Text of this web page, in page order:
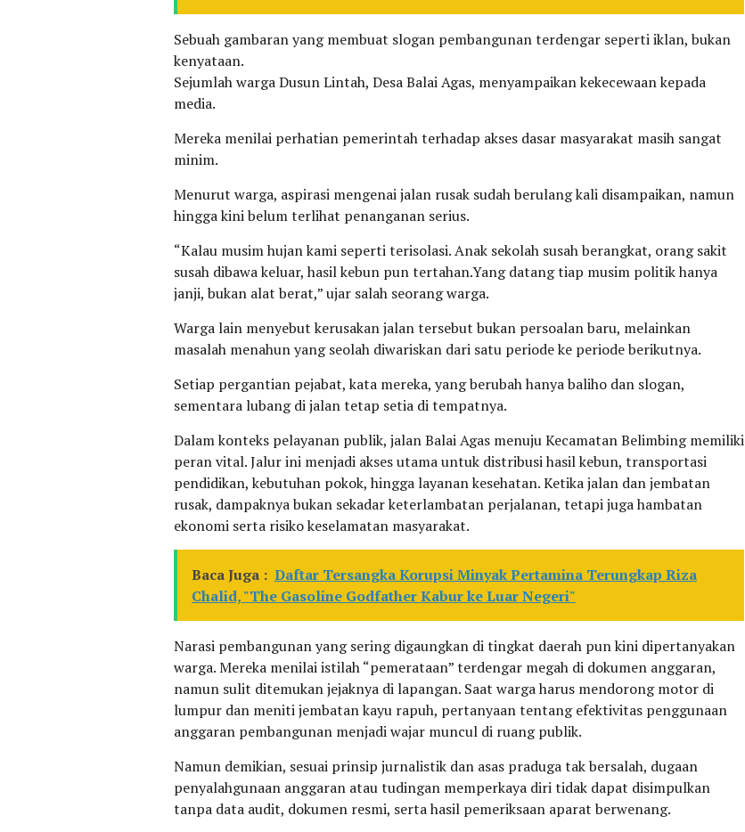
Sebuah gambaran yang membuat slogan pembangunan terdengar seperti iklan, bukan
kenyataan.
Sejumlah warga Dusun Lintah, Desa Balai Agas, menyampaikan kekecewaan kepada
media.
Mereka menilai perhatian pemerintah terhadap akses dasar masyarakat masih sangat
minim.
Menurut warga, aspirasi mengenai jalan rusak sudah berulang kali disampaikan, namun
hingga kini belum terlihat penanganan serius.
“Kalau musim hujan kami seperti terisolasi. Anak sekolah susah berangkat, orang sakit
susah dibawa keluar, hasil kebun pun tertahan.Yang datang tiap musim politik hanya
janji, bukan alat berat,” ujar salah seorang warga.
Warga lain menyebut kerusakan jalan tersebut bukan persoalan baru, melainkan
masalah menahun yang seolah diwariskan dari satu periode ke periode berikutnya.
Setiap pergantian pejabat, kata mereka, yang berubah hanya baliho dan slogan,
sementara lubang di jalan tetap setia di tempatnya.
Dalam konteks pelayanan publik, jalan Balai Agas menuju Kecamatan Belimbing memiliki
peran vital. Jalur ini menjadi akses utama untuk distribusi hasil kebun, transportasi
pendidikan, kebutuhan pokok, hingga layanan kesehatan. Ketika jalan dan jembatan
rusak, dampaknya bukan sekadar keterlambatan perjalanan, tetapi juga hambatan
ekonomi serta risiko keselamatan masyarakat.
Baca Juga : Daftar Tersangka Korupsi Minyak Pertamina Terungkap Riza
Chalid, "The Gasoline Godfather Kabur ke Luar Negeri"
Narasi pembangunan yang sering digaungkan di tingkat daerah pun kini dipertanyakan
warga. Mereka menilai istilah “pemerataan” terdengar megah di dokumen anggaran,
namun sulit ditemukan jejaknya di lapangan. Saat warga harus mendorong motor di
lumpur dan meniti jembatan kayu rapuh, pertanyaan tentang efektivitas penggunaan
anggaran pembangunan menjadi wajar muncul di ruang publik.
Namun demikian, sesuai prinsip jurnalistik dan asas praduga tak bersalah, dugaan
penyalahgunaan anggaran atau tudingan memperkaya diri tidak dapat disimpulkan
tanpa data audit, dokumen resmi, serta hasil pemeriksaan aparat berwenang.